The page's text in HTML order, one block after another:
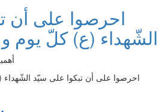
احرصوا على أن
الشّهداء (ع) كلّ يوم